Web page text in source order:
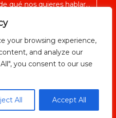
your browsing experience,
and analyze our
you consent to our use
All Accept All